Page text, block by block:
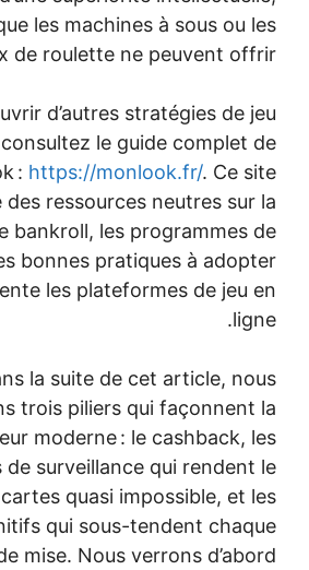
d’une maîtrise que les machines
jeux de roulette ne
Pour découvrir d’autres
responsable, consultez le
Monlook :https://
propose des ressources
gestion de bankroll, les
fidélité et les bonnes
quand on fréquente les
Dans la suite de
décortiquerons trois piliers qui
réalité du joueur moderne : le
technologies de surveillance
comptage de cartes quasi
impacts cognitifs qui sous-
décision de mise. Nous